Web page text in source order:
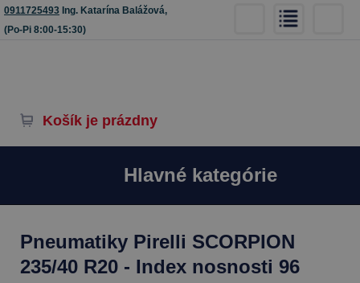
0911725493 Ing. Katarína Balážová,
(Po-Pi 8:00-15:30)
Košík je prázdny
Hlavné kategórie
Pneumatiky Pirelli SCORPION
235/40 R20 - Index nosnosti 96